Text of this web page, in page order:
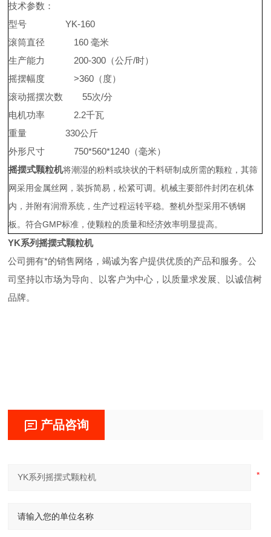
技术参数：
型号 YK-160
滚筒直径 160 毫米
生产能力 200-300（公斤/时）
摇摆幅度 >360（度）
滚动摇摆次数 55次/分
电机功率 2.2千瓦
重量 330公斤
外形尺寸 750*560*1240（毫米）
摇摆式颗粒机将潮湿的粉料或块状的干料研制成所需的颗粒，其筛
网采用金属丝网，装拆简易，松紧可调。机械主要部件封闭在机体
内，并附有润滑系统，生产过程运转平稳。整机外型采用不锈钢
板。符合GMP标准，使颗粒的质量和经济效率明显提高。
YK系列摇摆式颗粒机
公司拥有*的销售网络，竭诚为客户提供优质的产品和服务。公
司坚持以市场为导向、以客户为中心，以质量求发展、以诚信树
品牌。
产品咨询